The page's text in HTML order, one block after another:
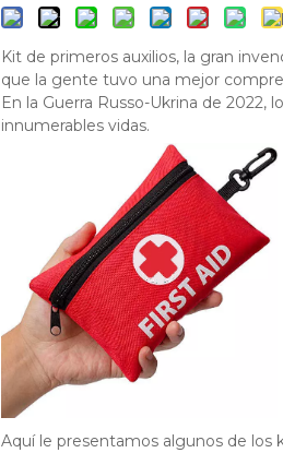
Kit de primeros auxilios, la gran
que la gente tuvo una mejor
En la Guerra Russo-Ukrina de
innumerables vidas.
Aquí le presentamos algunos de los